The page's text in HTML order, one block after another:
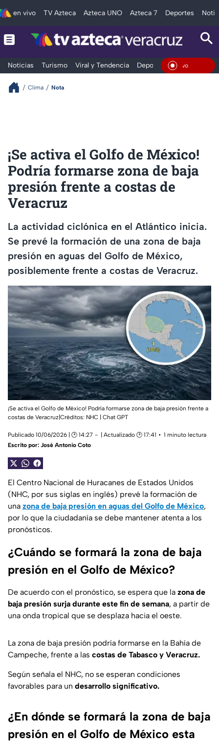
en vivo TV Azteca Azteca UNO Azteca 7 Deportes
Noticias Turismo Viral y Tendencia Deportes Espectáculos
En
Clima Nota
¡Se activa el Golfo de México!
Podría formarse zona de baja
presión frente a costas de
Veracruz
La actividad ciclónica en el Atlántico inicia.
Se prevé la formación de una zona de baja
presión en aguas del Golfo de México,
posiblemente frente a costas de Veracruz.
¡Se activa el Golfo de México! Podría formarse zona de baja presión frente a
costas de Veracruz|Créditos: NHC | Chat GPT
Publicado 10/06/2026 | 🕑 14:27 | Actualizado 🕑 17:41
1 minuto lectura
Escrito por: José Antonio Coto
El Centro Nacional de Huracanes de Estados Unidos
(NHC, por sus siglas en inglés) prevé la formación de
una zona de baja presión en aguas del Golfo de México,
por lo que la ciudadanía se debe mantener atenta a los
pronósticos.
¿Cuándo se formará la zona de baja
presión en el Golfo de México?
De acuerdo con el pronóstico, se espera que la zona de
baja presión surja durante este fin de semana, a partir de
una onda tropical que se desplaza hacia el oeste.
La zona de baja presión podría formarse en la Bahía de
Campeche, frente a las costas de Tabasco y Veracruz.
Según señala el NHC, no se esperan condiciones
favorables para un desarrollo significativo.
¿En dónde se formará la zona de baja
presión en el Golfo de México esta